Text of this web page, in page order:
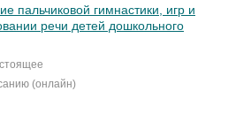
пальчиковой гимнастики, игр и
речи детей дошкольного
(онлайн)